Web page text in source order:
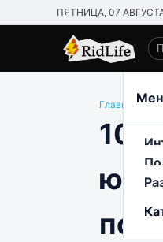
ПЯТНИЦА, 07
Главная/
10+